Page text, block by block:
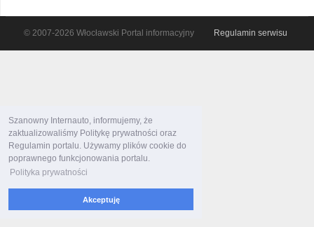
Szanowny Internauto, informujemy, że
zaktualizowaliśmy Politykę prywatności oraz
Regulamin portalu. Używamy plików cookie do
poprawnego funkcjonowania portalu.
Polityka prywatności
Akceptuję
© 2007-2026 Włocławski Portal informacyjny Regulamin serwisu